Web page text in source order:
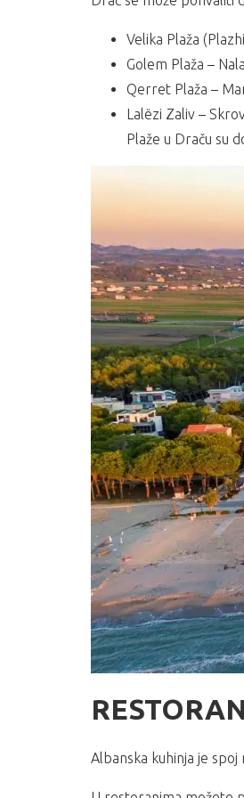
Velika Plaža
Golem Plaža –
Qerret Plaža –
Lalëzi Zaliv –
Plaže u Draču su
Albanska kuhinja je